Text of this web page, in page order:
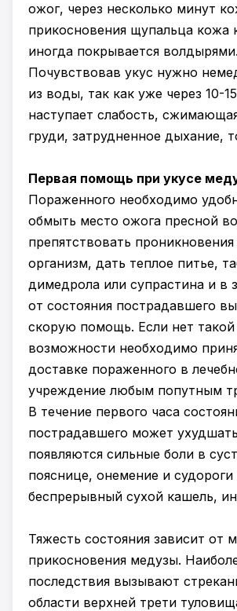
ожог, через несколько минут
прикосновения щупальца кожа
иногда покрывается волдырями.
Почувствовав укус нужно
из воды, так как уже через 10-
наступает слабость,
груди, затрудненное дыхание,
Первая помощь при укусе
Пораженного необходимо
обмыть место ожога пресной
препятствовать проникновения
организм, дать теплое питье,
димедрола или супрастина и в
от состояния пострадавшего
скорую помощь. Если нет такой
возможности необходимо
доставке пораженного в
учреждение любым попутным
В течение первого часа
пострадавшего может
появляются сильные боли в
пояснице, онемение и судороги
беспрерывный сухой кашель,
Тяжесть состояния зависит от
прикосновения медузы.
последствия вызывают
области верхней трети